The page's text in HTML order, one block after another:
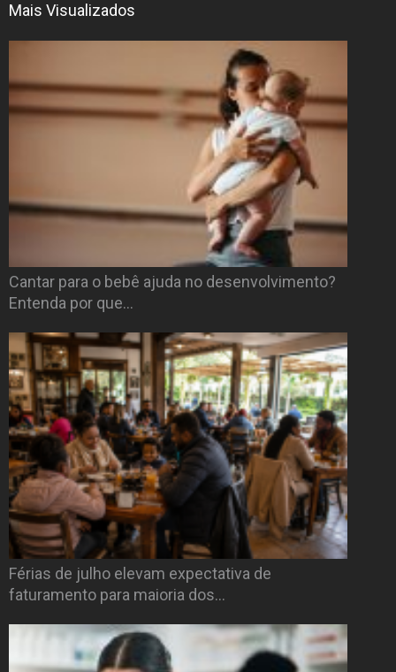
Mais Visualizados
Cantar para o bebê ajuda no desenvolvimento?
Entenda por que…
Férias de julho elevam expectativa de
faturamento para maioria dos…